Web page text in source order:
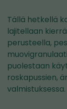
Tällä hetkellä
lajitellaan
perusteella,
puolestaan
roskapussien,
valmistuksessa.